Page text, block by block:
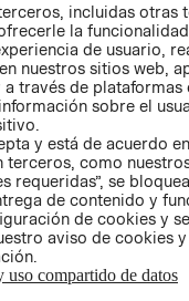
AVISO DE
PRIVACIDAD
GIFT CARD
AVISO DE
incluidas otras
la
de usuario,
nuestros sitios web,
través de plataformas
sobre el
y está de acuerdo
como
requeridas”, se
de contenido y
de cookies y
aviso de cookies
uso compartido de datos